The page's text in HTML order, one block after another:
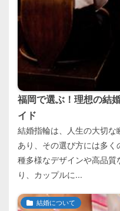
福岡で選ぶ！理想の結
イド
結婚指輪は、人生の大切
あり、その選び方には多
種多様なデザインや高品
り、カップルに...
結婚について